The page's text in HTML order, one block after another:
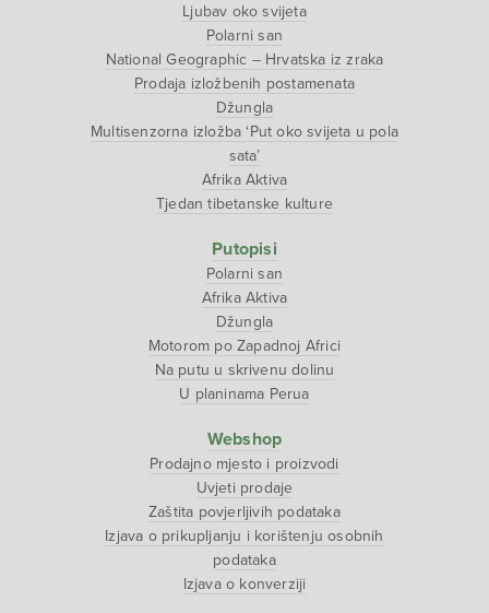
Ljubav oko svijeta
Polarni san
National Geographic – Hrvatska iz zraka
Prodaja izložbenih postamenata
Džungla
Multisenzorna izložba ‘Put oko svijeta u pola
sata’
Afrika Aktiva
Tjedan tibetanske kulture
Putopisi
Polarni san
Afrika Aktiva
Džungla
Motorom po Zapadnoj Africi
Na putu u skrivenu dolinu
U planinama Perua
Webshop
Prodajno mjesto i proizvodi
Uvjeti prodaje
Zaštita povjerljivih podataka
Izjava o prikupljanju i korištenju osobnih
podataka
Izjava o konverziji